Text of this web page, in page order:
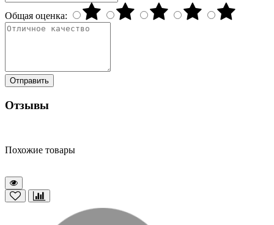
Общая оценка:
Отправить
Отзывы
Похожие товары